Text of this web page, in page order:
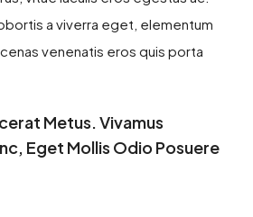
a viverra eget, elementum
venenatis eros quis porta
Metus. Vivamus
Eget Mollis Odio Posuere